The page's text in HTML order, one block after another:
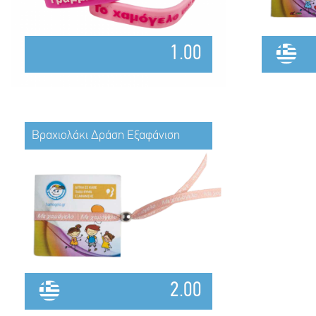
1.00
Βραχιολάκι Δράση Εξαφάνιση
2.00